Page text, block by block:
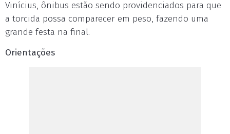
Vinícius, ônibus estão sendo providenciados para que
a torcida possa comparecer em peso, fazendo uma
grande festa na final.
Orientações